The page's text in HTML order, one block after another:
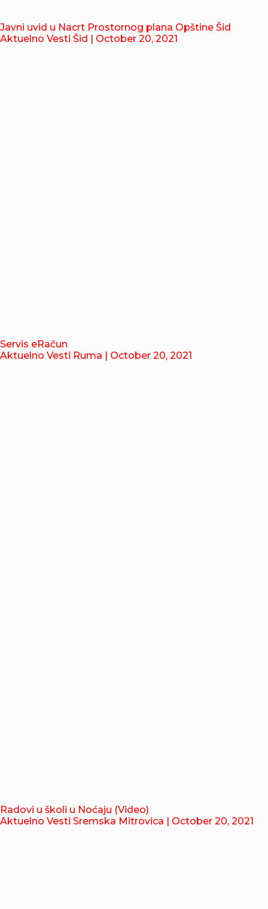
Javni uvid u Nacrt Prostornog plana Opštine Šid
Aktuelno Vesti Šid | October 20, 2021
Servis eRačun
Aktuelno Vesti Ruma | October 20, 2021
Radovi u školi u Noćaju (Video)
Aktuelno Vesti Sremska Mitrovica | October 20, 2021